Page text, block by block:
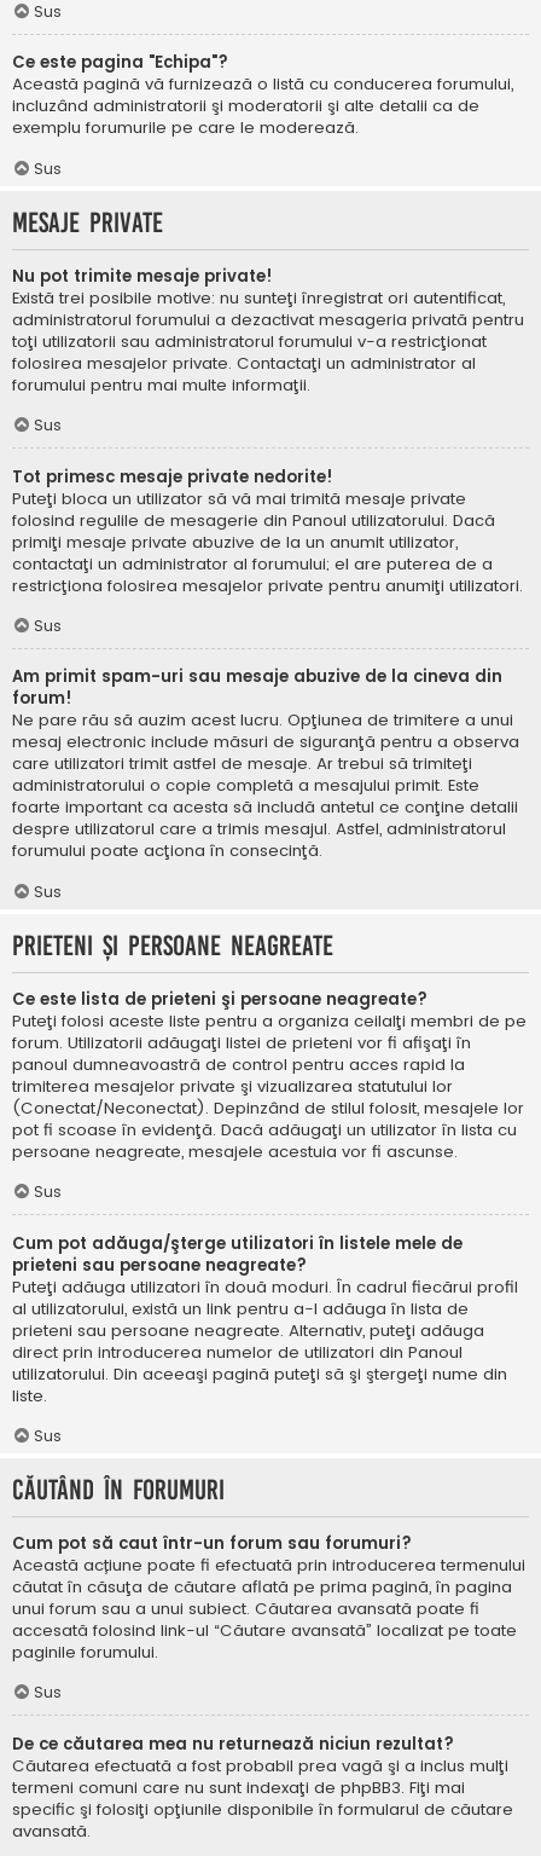
Sus
Ce este pagina "Echipa"?
Această pagină vă furnizează o listă cu conducerea forumului,
incluzând administratorii şi moderatorii şi alte detalii ca de
exemplu forumurile pe care le moderează.
Sus
Mesaje private
Nu pot trimite mesaje private!
Există trei posibile motive: nu sunteţi înregistrat ori autentificat,
administratorul forumului a dezactivat mesageria privată pentru
toţi utilizatorii sau administratorul forumului v-a restricţionat
folosirea mesajelor private. Contactaţi un administrator al
forumului pentru mai multe informaţii.
Sus
Tot primesc mesaje private nedorite!
Puteţi bloca un utilizator să vă mai trimită mesaje private
folosind regulile de mesagerie din Panoul utilizatorului. Dacă
primiţi mesaje private abuzive de la un anumit utilizator,
contactaţi un administrator al forumului; el are puterea de a
restricţiona folosirea mesajelor private pentru anumiţi utilizatori.
Sus
Am primit spam-uri sau mesaje abuzive de la cineva din
forum!
Ne pare rău să auzim acest lucru. Opţiunea de trimitere a unui
mesaj electronic include măsuri de siguranţă pentru a observa
care utilizatori trimit astfel de mesaje. Ar trebui să trimiteţi
administratorului o copie completă a mesajului primit. Este
foarte important ca acesta să includă antetul ce conţine detalii
despre utilizatorul care a trimis mesajul. Astfel, administratorul
forumului poate acţiona în consecinţă.
Sus
Prieteni şi persoane neagreate
Ce este lista de prieteni şi persoane neagreate?
Puteţi folosi aceste liste pentru a organiza ceilalţi membri de pe
forum. Utilizatorii adăugaţi listei de prieteni vor fi afişaţi în
panoul dumneavoastră de control pentru acces rapid la
trimiterea mesajelor private şi vizualizarea statutului lor
(Conectat/Neconectat). Depinzând de stilul folosit, mesajele lor
pot fi scoase în evidenţă. Dacă adăugaţi un utilizator în lista cu
persoane neagreate, mesajele acestuia vor fi ascunse.
Sus
Cum pot adăuga/şterge utilizatori în listele mele de
prieteni sau persoane neagreate?
Puteţi adăuga utilizatori în două moduri. În cadrul fiecărui profil
al utilizatorului, există un link pentru a-l adăuga în lista de
prieteni sau persoane neagreate. Alternativ, puteţi adăuga
direct prin introducerea numelor de utilizatori din Panoul
utilizatorului. Din aceeaşi pagină puteţi să şi ştergeţi nume din
liste.
Sus
Căutând în forumuri
Cum pot să caut într-un forum sau forumuri?
Această acțiune poate fi efectuată prin introducerea termenului
căutat în căsuţa de căutare aflată pe prima pagină, în pagina
unui forum sau a unui subiect. Căutarea avansată poate fi
accesată folosind link-ul “Căutare avansată” localizat pe toate
paginile forumului.
Sus
De ce căutarea mea nu returnează niciun rezultat?
Căutarea efectuată a fost probabil prea vagă şi a inclus mulţi
termeni comuni care nu sunt indexaţi de phpBB3. Fiţi mai
specific şi folosiţi opţiunile disponibile în formularul de căutare
avansată.